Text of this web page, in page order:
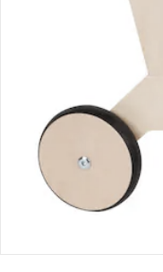
Sicher & flexibel
Sicher einkaufen